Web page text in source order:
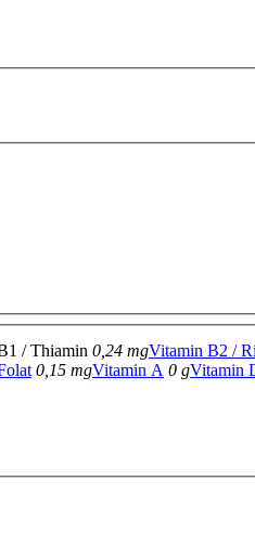
/ Thiamin 0,24 mgVitamin B2 /
0,15 mgVitamin A 0 gVitamin